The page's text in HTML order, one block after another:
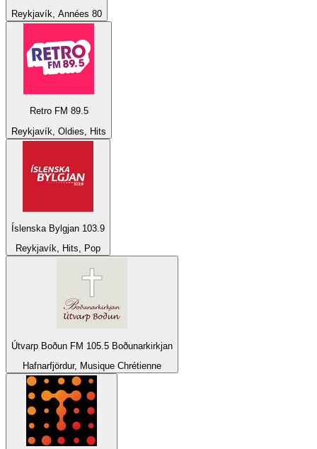
Reykjavík, Années 80
Retro FM 89.5
Reykjavík, Oldies, Hits
Íslenska Bylgjan 103.9
Reykjavík, Hits, Pop
Útvarp Boðun FM 105.5 Boðunarkirkjan
Hafnarfjördur, Musique Chrétienne